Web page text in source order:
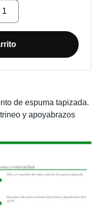
de espuma tapizada.
y apoyabrazos